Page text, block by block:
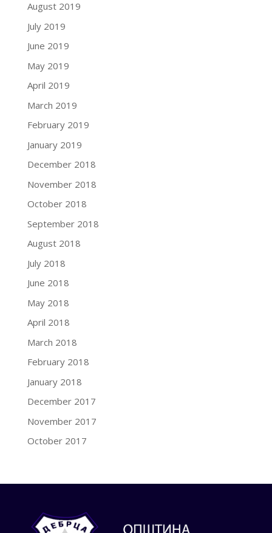
August 2019
July 2019
June 2019
May 2019
April 2019
March 2019
February 2019
January 2019
December 2018
November 2018
October 2018
September 2018
August 2018
July 2018
June 2018
May 2018
April 2018
March 2018
February 2018
January 2018
December 2017
November 2017
October 2017